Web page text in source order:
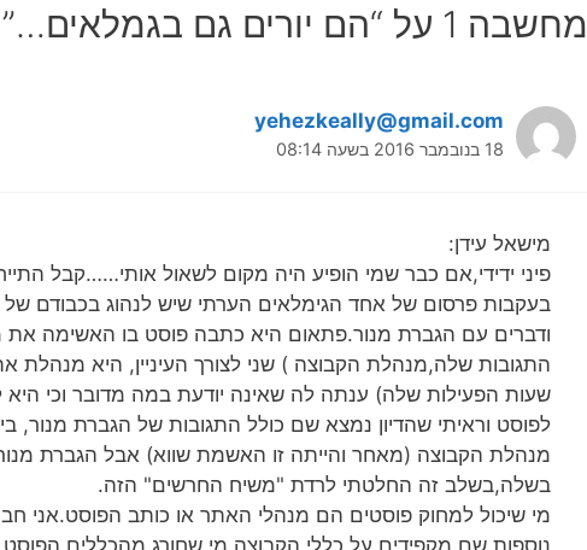
מחשבה 1 על “הם יורים גם בגמלאים…”
yehezkeally@gmail.com
18 בנובמבר 2016 בשעה 08:14
מישאל עידן:
פיני ידידי,אם כבר שמי הופיע היה מקום לשאול אותי……קבל
בעקבות פרסום של אחד הגימלאים הערתי שיש לנהוג בכבודם
ודברים עם הגברת מנור.פתאום היא כתבה פוסט בו האשימה
התגובות שלה,מנהלת הקבוצה ) שני לצורך העיניין, היא
שעות הפעילות שלה) ענתה לה שאינה יודעת במה מדובר וכי
לפוסט וראיתי שהדיון נמצא שם כולל התגובות של הגברת מנור,
מנהלת הקבוצה (מאחר והייתה זו האשמת שווא) אבל הגברת
בשלה,בשלב זה החלטתי לרדת "משיח החרשים" הזה.
מי שיכול למחוק פוסטים הם מנהלי האתר או כותב הפוסט.אני